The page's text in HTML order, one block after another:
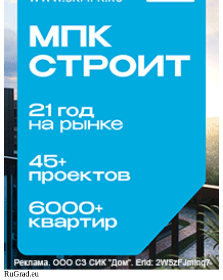
RuGrad.eu